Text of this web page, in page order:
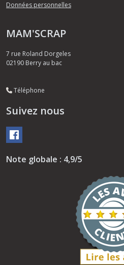
Données personnelles
MAM'SCRAP
7 rue Roland Dorgeles
02190 Berry au bac
Téléphone
Suivez nous
Note globale : 4,9/5